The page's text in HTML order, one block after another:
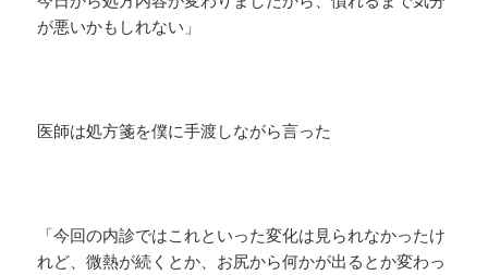
が悪いかもしれない」
医師は処方箋を僕に手渡しながら言った
「今回の内診ではこれといった変化は見られなかったけ
れど、微熱が続くとか、お尻から何かが出るとか変わっ